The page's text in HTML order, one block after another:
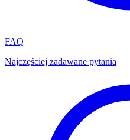
FAQ
Najczęściej zadawane pytania